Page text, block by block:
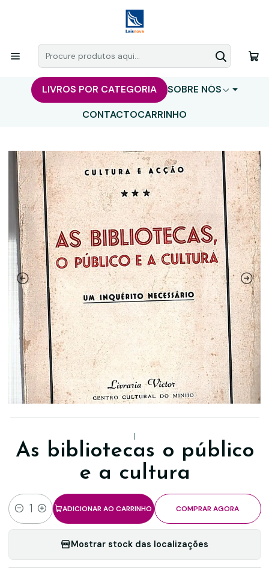
LIVROS POR CATEGORIA
SOBRE NÓS
CONTACTOCARRINHO
|
As bibliotecas o público
e a cultura
Quantidade
ADICIONAR AO CARRINHO COMPRAR AGORA
Mostrar stock das localizações